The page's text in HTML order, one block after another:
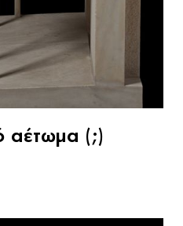
αέτωμα (;)